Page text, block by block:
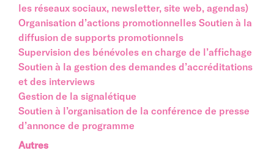
les réseaux sociaux, newsletter, site web, agendas)
Organisation d’actions promotionnelles Soutien à la
diffusion de supports promotionnels
Supervision des bénévoles en charge de l’affichage
Soutien à la gestion des demandes d’accréditations
et des interviews
Gestion de la signalétique
Soutien à l’organisation de la conférence de presse
d’annonce de programme
Autres